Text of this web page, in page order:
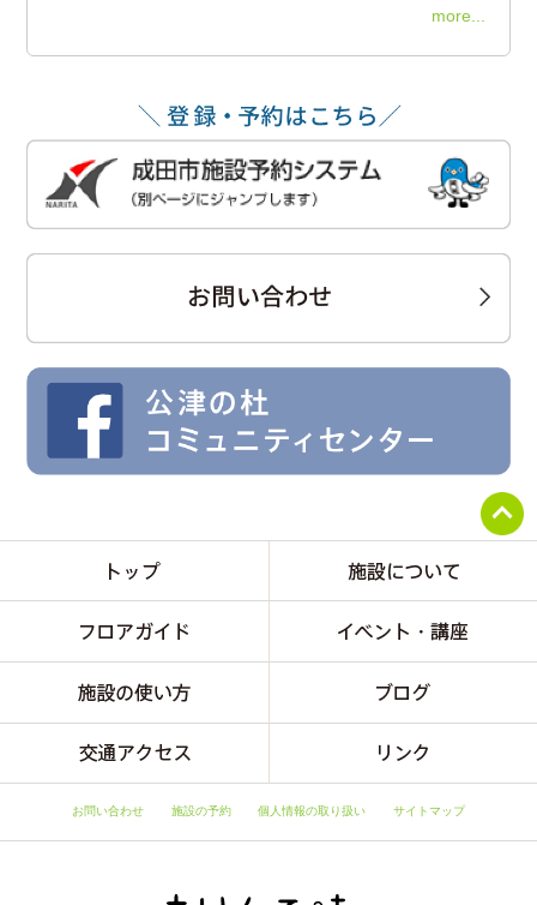
more...
お問い合わせ 施設の予約 個人情報の取り扱い サイトマップ